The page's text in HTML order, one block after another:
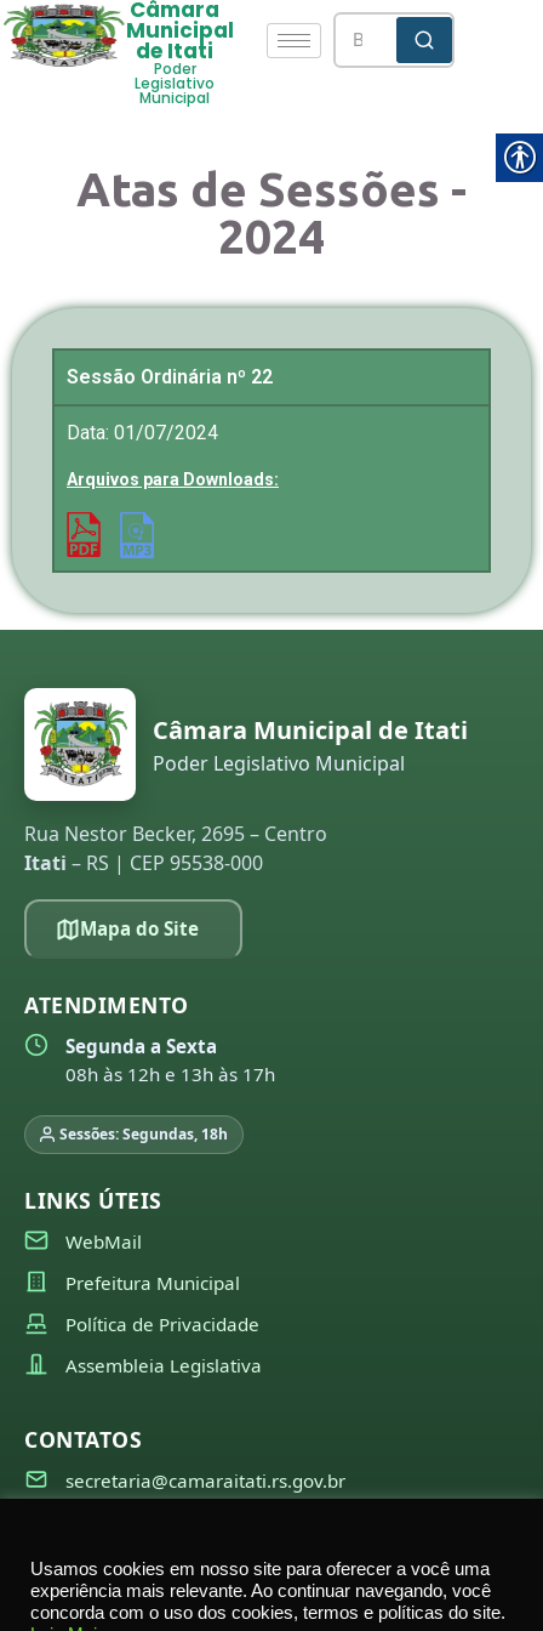
Câmara
Municipal
de Itati
Poder
Legislativo
Municipal
Atas de Sessões -
2024
Sessão Ordinária nº 22
Data: 01/07/2024
Arquivos para Downloads:
Câmara Municipal de Itati
Poder Legislativo Municipal
Rua Nestor Becker, 2695 – Centro
Itati – RS | CEP 95538-000
Mapa do Site
ATENDIMENTO
Segunda a Sexta
08h às 12h e 13h às 17h
Sessões: Segundas, 18h
LINKS ÚTEIS
WebMail
Prefeitura Municipal
Política de Privacidade
Assembleia Legislativa
CONTATOS
secretaria@camaraitati.rs.gov.br
©2026Câmara Municipal de Itati — Todos os direitos
Usamos cookies em nosso site para oferecer a você uma
experiência mais relevante. Ao continuar navegando, você
concorda com o uso dos cookies, termos e políticas do site.